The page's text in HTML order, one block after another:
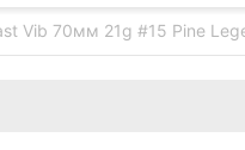
Vib 70мм 21g #15 Pine